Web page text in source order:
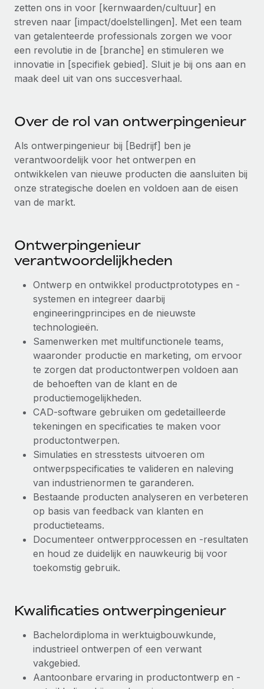
Compliance Watchtower
Blijf compliance-risico's voor
Apparaatbeheer
Lever en track wereldwijd IT-middelen
Mobiliteit en overplaatsing
Plaats werknemers moeiteloos over
Secundaire arbeidsvoorwaarden
Eenvoudig secundaire arbeidsvoorwaarden
beheren
BLOG
Global Payroll
EOR en PEO
Belastingen
Naar de blog
BLOG
Het blijft de missie van Remote om alle soorten bedrijven
te helpen bij het aannemen, beheren en...
Meer informatie
Hoe Phiture 55 werknemers in 19 landen
beheert met Remote
Phiture, een toonaangevende leider in de wereldwijde
mobiele groeiadviessector, zet zich sinds 2016...
Meer informatie
zetten ons in voor [kernwaarden/cultuur] en
streven naar [impact/doelstellingen]. Met een team
van getalenteerde professionals zorgen we voor
een revolutie in de [branche] en stimuleren we
innovatie in [specifiek gebied]. Sluit je bij ons aan en
maak deel uit van ons succesverhaal.
Over de rol van ontwerpingenieur
Als ontwerpingenieur bij [Bedrijf] ben je
verantwoordelijk voor het ontwerpen en
ontwikkelen van nieuwe producten die aansluiten bij
onze strategische doelen en voldoen aan de eisen
van de markt.
Ontwerpingenieur
verantwoordelijkheden
Ontwerp en ontwikkel productprototypes en -
systemen en integreer daarbij
engineeringprincipes en de nieuwste
technologieën.
Samenwerken met multifunctionele teams,
waaronder productie en marketing, om ervoor
te zorgen dat productontwerpen voldoen aan
de behoeften van de klant en de
productiemogelijkheden.
CAD-software gebruiken om gedetailleerde
tekeningen en specificaties te maken voor
productontwerpen.
Simulaties en stresstests uitvoeren om
ontwerpspecificaties te valideren en naleving
van industrienormen te garanderen.
Bestaande producten analyseren en verbeteren
op basis van feedback van klanten en
productieteams.
Documenteer ontwerpprocessen en -resultaten
en houd ze duidelijk en nauwkeurig bij voor
toekomstig gebruik.
Kwalificaties ontwerpingenieur
Bachelordiploma in werktuigbouwkunde,
industrieel ontwerpen of een verwant
vakgebied.
Aantoonbare ervaring in productontwerp en -